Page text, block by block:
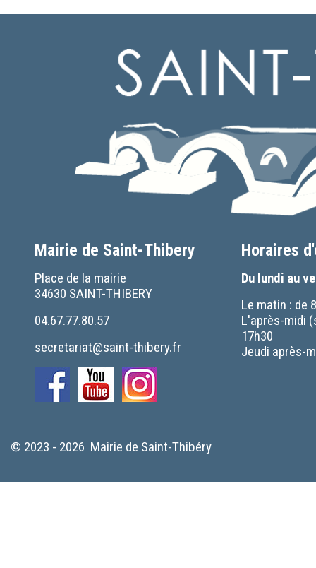
Mairie de Saint-Thibery
Place de la mairie
34630 SAINT-THIBERY
04.67.77.80.57
secretariat@saint-thibery.fr
Horaires
Du lundi au
Le matin : de
L'après-midi
17h30
Jeudi après-
© 2023 - 2026 Mairie de Saint-Thibéry